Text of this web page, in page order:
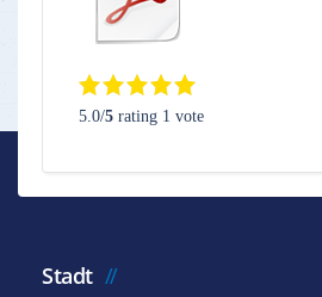
5.0/5 rating 1 vote
Stadt